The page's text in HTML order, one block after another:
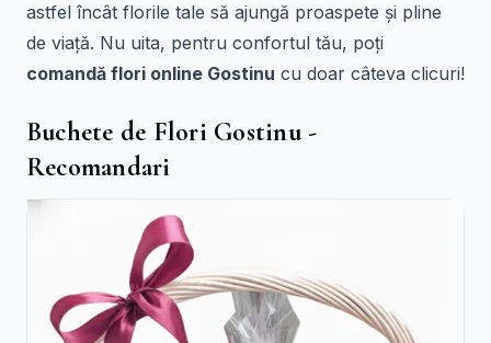
astfel încât florile tale să ajungă proaspete și pline
de viață. Nu uita, pentru confortul tău, poți
comandă flori online Gostinu cu doar câteva clicuri!
Buchete de Flori Gostinu -
Recomandari